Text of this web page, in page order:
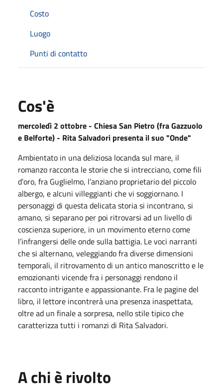
Costo
Luogo
Punti di contatto
Cos'è
mercoledì 2 ottobre - Chiesa San Pietro (fra Gazzuolo
e Belforte) - Rita Salvadori presenta il suo "Onde"
Ambientato in una deliziosa locanda sul mare, il
romanzo racconta le storie che si intrecciano, come fili
d’oro, fra Guglielmo, l’anziano proprietario del piccolo
albergo, e alcuni villeggianti che vi soggiornano. I
personaggi di questa delicata storia si incontrano, si
amano, si separano per poi ritrovarsi ad un livello di
coscienza superiore, in un movimento eterno come
l’infrangersi delle onde sulla battigia. Le voci narranti
che si alternano, veleggiando fra diverse dimensioni
temporali, il ritrovamento di un antico manoscritto e le
emozionanti vicende fra i personaggi rendono il
racconto intrigante e appassionante. Fra le pagine del
libro, il lettore incontrerà una presenza inaspettata,
oltre ad un finale a sorpresa, nello stile tipico che
caratterizza tutti i romanzi di Rita Salvadori.
A chi è rivolto